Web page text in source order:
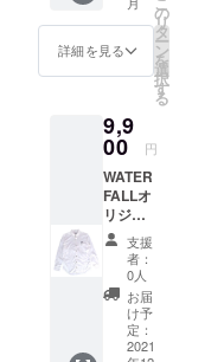
くの方
にリ
ターン
です。
現在、
売って
いるの
は写真
の赤色
ですが
CAMPF
IRE限定
色に変
える予
定で
す。な
ディー
ス対応
のユニ
セック
ス商
注生産
となり
ます。
※ご支援
の数量
によっ
て盤面
の色が
「今回
の限定
色」に
する可
能性が
詳細を見る
の
リ
タ
ー
ン
を
選
択
す
る
9,9
00 円
WATER
FALLオ
リジナ
ル商
品。フ
ジロッ
クなど
山で
キャン
プを張
支援
者：
0人
お届
け予
定：
2021